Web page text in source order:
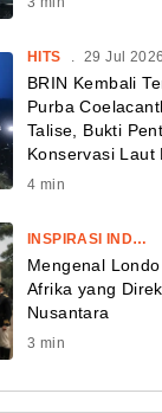
HITS 29 Jul 2026
BRIN Kembali
Purba
Talise, Bukti
Konservasi Laut
4 min
INSPIRASI INDONESIA
Mengenal
Afrika yang
Nusantara
3 min